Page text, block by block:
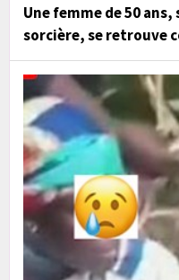
Une femme de 50
sorcière, se retrouve